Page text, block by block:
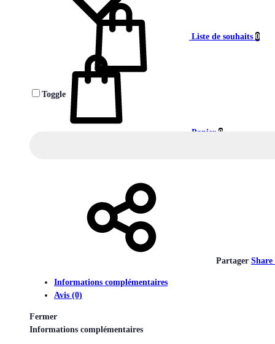
Liste de souhaits 0
Panier 0
Toggle
Partager Share
Informations complémentaires
Avis (0)
Fermer
Informations complémentaires